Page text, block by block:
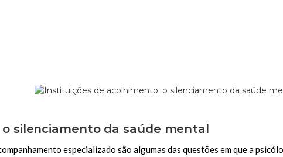
silenciamento da saúde mental
especializado são algumas das questões em que a